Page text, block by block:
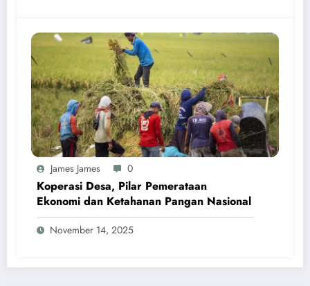
James James 0
Koperasi Desa, Pilar Pemerataan
Ekonomi dan Ketahanan Pangan Nasional
November 14, 2025